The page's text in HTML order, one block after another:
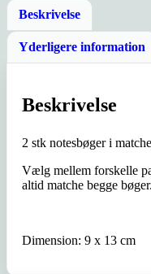
Beskrivelse
Yderligere information
Beskrivelse
2 stk notesbøger i
Vælg mellem forskelle
altid matche begge bøger.
Dimension: 9 x 13 cm